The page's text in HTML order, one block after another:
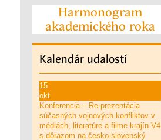
Harmonogram
akademického roka
Kalendárudalostí
15
okt
Konferencia – Re-prezentácia
súčasných vojnových konfliktov v
médiách, literatúre a filme krajín V4
s dôrazom na česko-slovenský